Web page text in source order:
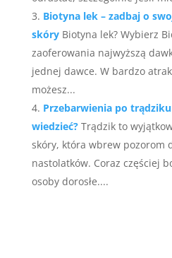
Biotyna lek – zadbaj o
skóry Biotyna lek? Wybierz
zaoferowania najwyższą
jednej dawce. W bardzo
możesz...
Przebarwienia po
wiedzieć? Trądzik to
skóry, która wbrew pozorom
nastolatków. Coraz częściej
osoby dorosłe....